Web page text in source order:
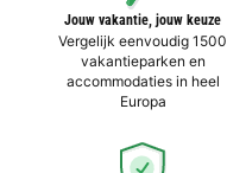
Jouw vakantie, jouw keuze
Vergelijk eenvoudig 1500
vakantieparken en
accommodaties in heel
Europa